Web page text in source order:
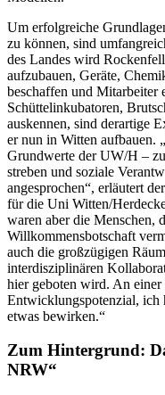
Um erfolgreiche
zu können, sind
des Landes wird
aufzubauen, Geräte,
beschaffen und Mitarbeiter
Schüttelinkubatoren,
auskennen, sind derartige
er nun in Witten aufbauen.
Grundwerte der UW/H –
streben und soziale
angesprochen“, erläutert
für die Uni Witten/
waren aber die Menschen,
Willkommensbotschaft
auch die großzügigen
interdisziplinären
hier geboten wird. An
Entwicklungspotenzial, ich
etwas bewirken.“
Zum Hintergrund:
NRW“